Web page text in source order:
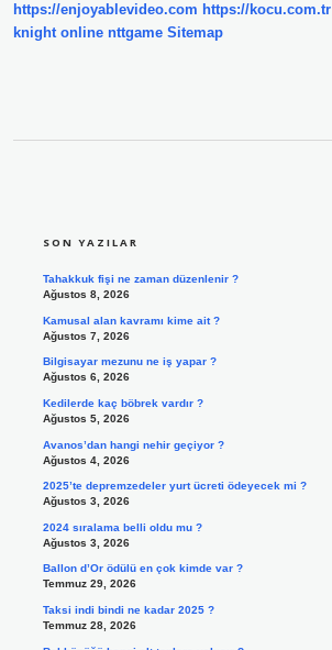
https://enjoyablevideo.com https://kocu.com.tr
knight online nttgame Sitemap
SON YAZILAR
Tahakkuk fişi ne zaman düzenlenir ?
Ağustos 8, 2026
Kamusal alan kavramı kime ait ?
Ağustos 7, 2026
Bilgisayar mezunu ne iş yapar ?
Ağustos 6, 2026
Kedilerde kaç böbrek vardır ?
Ağustos 5, 2026
Avanos’dan hangi nehir geçiyor ?
Ağustos 4, 2026
2025’te depremzedeler yurt ücreti ödeyecek mi ?
Ağustos 3, 2026
2024 sıralama belli oldu mu ?
Ağustos 3, 2026
Ballon d’Or ödülü en çok kimde var ?
Temmuz 29, 2026
Taksi indi bindi ne kadar 2025 ?
Temmuz 28, 2026